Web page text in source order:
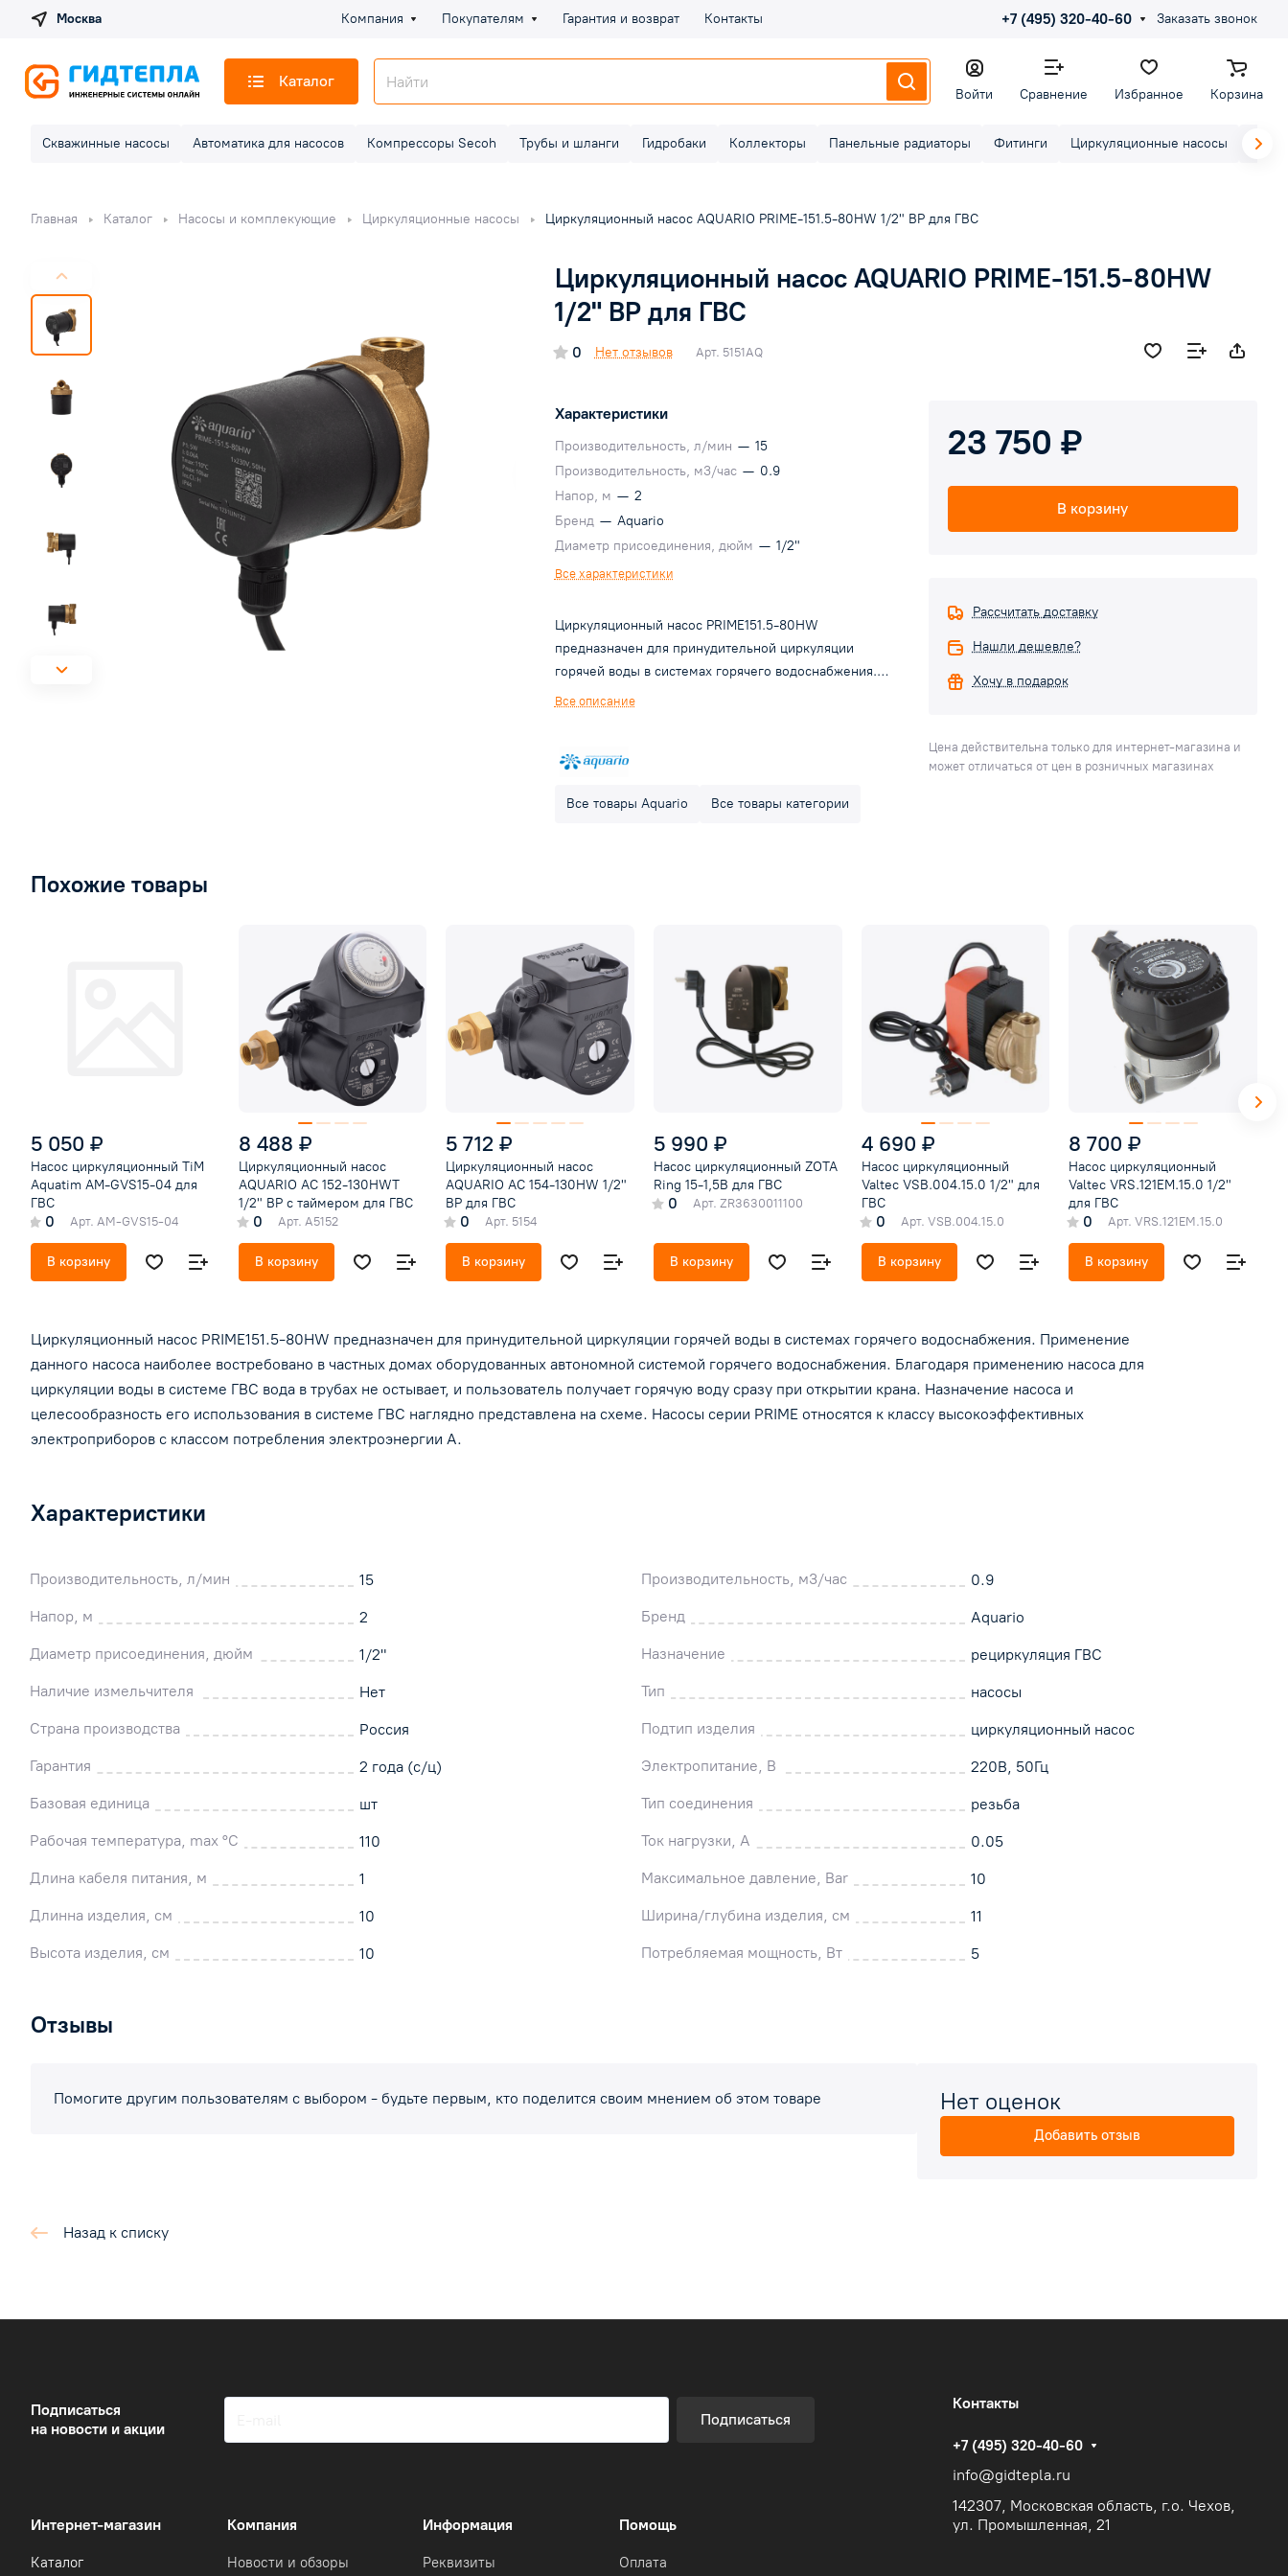
Москва Компания Покупателям Гарантия и возврат Контакты +7 (495) 320-40-60 Заказать звонок
Каталог
Войти Сравнение Избранное Корзина
Скважинные насосы Автоматика для насосов Компрессоры Secoh Трубы и шланги Гидробаки Коллекторы Панельные радиаторы Фитинги Циркуляционные насосы
Главная Каталог Насосы и комплекующие Циркуляционные насосы Циркуляционный насос AQUARIO PRIME-151.5-80HW 1/2" ВР для ГВС
Циркуляционный насос AQUARIO PRIME-151.5-80HW
1/2" ВР для ГВС
0 Нет отзывов Арт. 5151AQ
Характеристики
Производительность, л/мин — 15
Производительность, м3/час — 0.9
Напор, м — 2
Бренд — Aquario
Диаметр присоединения, дюйм — 1/2"
Все характеристики
Циркуляционный насос PRIME151.5-80HW
предназначен для принудительной циркуляции
горячей воды в системах горячего водоснабжения.
Применение данного насоса наиболее востребовано
применению насоса для циркуляции воды в системе
получает горячую воду сразу при открытии крана.
электроэнергии А.
Все описание
Все товары Aquario Все товары категории
23 750 ₽
В корзину
Рассчитать доставку
Нашли дешевле?
Хочу в подарок
Цена действительна только для интернет-магазина и
может отличаться от цен в розничных магазинах
Похожие товары
5 050 ₽
Насос циркуляционный TiM
Aquatim AM-GVS15-04 для
ГВС
0 Арт. AM-GVS15-04
В корзину
8 488 ₽
Циркуляционный насос
AQUARIO AC 152-130HWT
1/2" ВР с таймером для ГВС
0 Арт. А5152
В корзину
5 712 ₽
Циркуляционный насос
AQUARIO AC 154-130HW 1/2"
ВР для ГВС
0 Арт. 5154
В корзину
5 990 ₽
Насос циркуляционный ZOTA
Ring 15-1,5B для ГВС
0 Арт. ZR3630011100
В корзину
4 690 ₽
Насос циркуляционный
Valtec VSB.004.15.0 1/2" для
ГВС
0 Арт. VSB.004.15.0
В корзину
8 700 ₽
Насос циркуляционный
Valtec VRS.121EM.15.0 1/2"
для ГВС
0 Арт.VRS.121EM.15.0
В корзину
Циркуляционный насос PRIME151.5-80HW предназначен для принудительной циркуляции горячей воды в системах горячего водоснабжения. Применение
данного насоса наиболее востребовано в частных домах оборудованных автономной системой горячего водоснабжения. Благодаря применению насоса для
циркуляции воды в системе ГВС вода в трубах не остывает, и пользователь получает горячую воду сразу при открытии крана. Назначение насоса и
целесообразность его использования в системе ГВС наглядно представлена на схеме. Насосы серии PRIME относятся к классу высокоэффективных
электроприборов с классом потребления электроэнергии А.
Характеристики
Производительность, л/мин 15 Производительность, м3/час
0.9
Напор, м
2 Бренд
Aquario
Диаметр присоединения, дюйм
1/2" Назначение
рециркуляция ГВС
Наличие измельчителя
Нет Тип
насосы
Страна производства
Россия Подтип изделия
циркуляционный насос
Гарантия
2 года (с/ц) Электропитание, В
220В, 50Гц
Базовая единица
шт Тип соединения
резьба
Рабочая температура, max °C
110 Ток нагрузки, А
0.05
Длина кабеля питания, м
1 Максимальное давление, Bar
10
Длинна изделия, см
10 Ширина/глубина изделия, см
11
Высота изделия, см
10 Потребляемая мощность, Вт 5
Отзывы
Помогите другим пользователям с выбором - будьте первым, кто поделится своим мнением об этом товаре Нет оценок
Добавить отзыв
Назад к списку
Подписаться
на новости и акции
Подписаться
Интернет-магазин
Каталог
Компания
Новости и обзоры
Информация
Реквизиты
Помощь
Оплата
Контакты
+7 (495) 320-40-60
info@gidtepla.ru
142307, Московская область, г.о. Чехов,
ул. Промышленная, 21